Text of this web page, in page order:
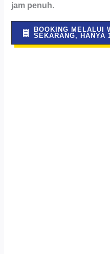
jam penuh.
BOOKING MELALUI
SEKARANG, HANYA